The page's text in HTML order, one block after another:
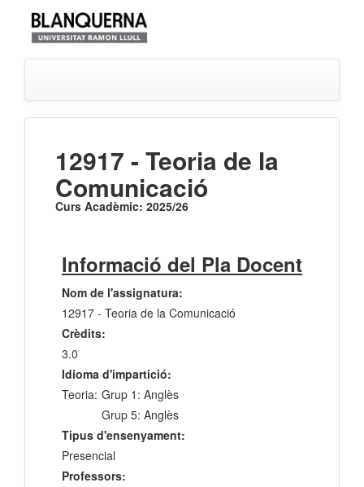
12917 - Teoria de la
Comunicació
Curs Acadèmic: 2025/26
Informació del Pla Docent
Nom de l'assignatura:
12917 - Teoria de la Comunicació
Crèdits:
3.0
Idioma d'impartició:
Teoria: Grup 1: Anglès
Grup 5: Anglès
Tipus d'ensenyament:
Presencial
Professors: